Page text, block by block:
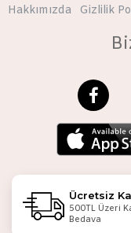
Hakkımızda Gizlilik
Ücretsiz
500TL Üzeri
Bedava